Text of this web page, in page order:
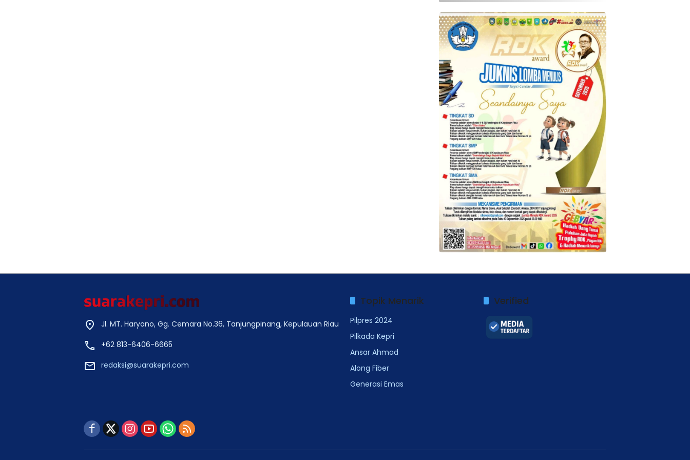
Jl. MT. Haryono, Gg. Cemara No.36, Tanjungpinang, Kepulauan Riau
+62 813-6406-6665
redaksi@suarakepri.com
Topik Menarik
Pilpres 2024
Pilkada Kepri
Ansar Ahmad
Along Fiber
Generasi Emas
Verified